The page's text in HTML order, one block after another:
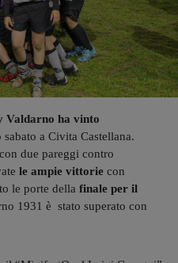
Valdarno ha vinto
sabato a Civita Castellana.
con due pareggi contro
le ampie vittorie con
le porte della finale per il
1931 è stato superato con